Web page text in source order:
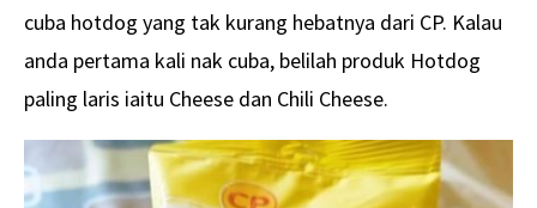
cuba hotdog yang tak kurang hebatnya dari CP. Kalau
anda pertama kali nak cuba, belilah produk Hotdog
paling laris iaitu Cheese dan Chili Cheese.